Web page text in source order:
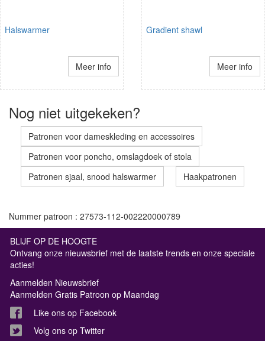
Halswarmer
Meer info
Gradient shawl
Meer info
Nog niet uitgekeken?
Patronen voor dameskleding en accessoires
Patronen voor poncho, omslagdoek of stola
Patronen sjaal, snood halswarmer
Haakpatronen
Nummer patroon : 27573-112-002220000789
BLIJF OP DE HOOGTE
Ontvang onze nieuwsbrief met de laatste trends en onze speciale
acties!
Aanmelden Nieuwsbrief
Aanmelden Gratis Patroon op Maandag
Like ons op Facebook
Volg ons op Twitter